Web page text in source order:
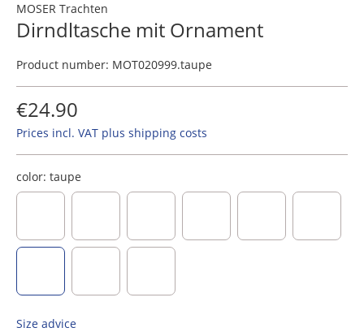
MOSER Trachten
Dirndltasche mit Ornament
Product number: MOT020999.taupe
€24.90
Prices incl. VAT plus shipping costs
color: taupe
Size advice